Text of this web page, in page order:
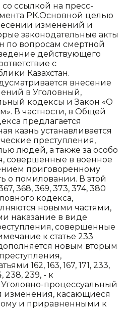
ссылкой на пресс-
РК.Основной целью
изменений и
законодательные акты
по вопросам смертной
действующего
с
Казахстан.
внесение
в Уголовный,
кодексы и Закон «О
В частности, в Общей
предлагается
казнь устанавливается
преступления,
людей, а также за особо
совершенные в военное
приговоренному
о помиловании. В этой
368, 369, 373, 374, 380
кодекса,
новыми частями,
наказание в виде
совершенные
к статье 233
новым вторым
162, 163, 167, 171, 233,
238, 239, - к
процессуальный
изменения, касающиеся
и приравненными к